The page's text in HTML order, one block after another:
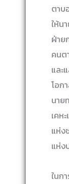
ตาบ
ให้น
ฝ่าย
คนต
และ
โอก
นาย
เคห
แห่ง
แห่ง
ในก